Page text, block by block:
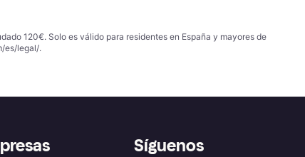
120€. Solo es válido para residentes en España y mayores de
es/legal/.
Síguenos